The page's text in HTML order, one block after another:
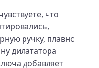
что
ручку, плавно
дилататора
добавляет